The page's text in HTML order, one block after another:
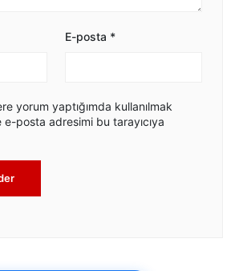
E-posta *
yorum yaptığımda kullanılmak
e-posta adresimi bu tarayıcıya